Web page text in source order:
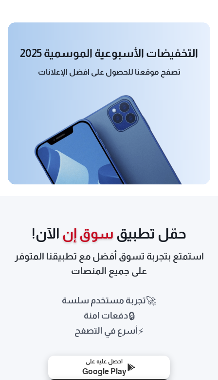
التخفيضات الأسبوعية الموسمية 2025
تصفح موقعنا للحصول على افضل الإعلانات
حمّل تطبيق سوق إن الآن!
استمتع بتجربة تسوق أفضل مع تطبيقنا المتوفر
على جميع المنصات
🚀تجربة مستخدم سلسة
🔒دفعات آمنة
⚡أسرع في التصفح
احصل عليه على
Google Play